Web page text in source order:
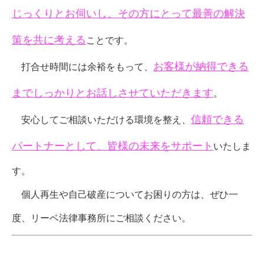
じっくりとお伺いし、その方にとって最善の解決
策を共に考える ことです。
打合せ時間には余裕をもって、 お客様が納得できる
までしっかりとお話しさせていただきます。
安心してご相談いただける環境を整え、 信頼できる
パートナーとして、皆様の未来をサポート いたしま
す。
個人再生や自己破産についてお困りの方は、ぜひ一
度、リーベ法律事務所にご相談ください。